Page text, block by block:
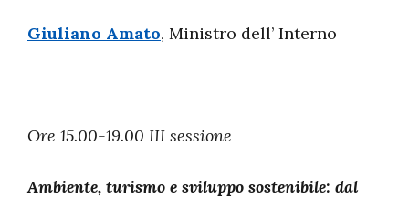
Giuliano Amato, Ministro dell’ Interno
Ore 15.00-19.00 III sessione
Ambiente, turismo e sviluppo sostenibile: dal